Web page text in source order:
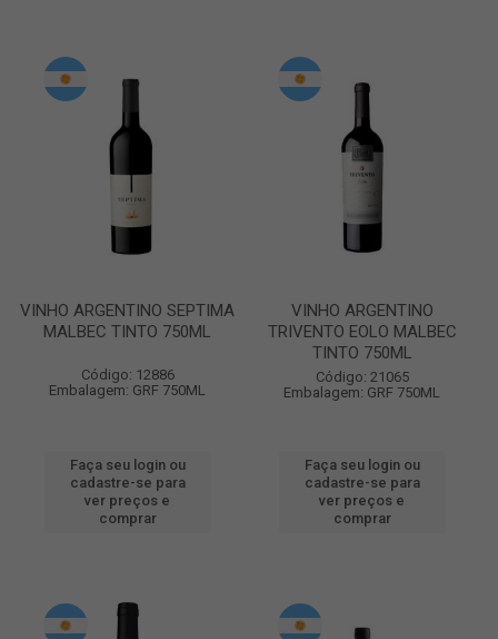
VINHO ARGENTINO SEPTIMA
MALBEC TINTO 750ML
Código: 12886
Embalagem: GRF 750ML
Faça seu login ou
cadastre-se para
ver preços e
comprar
VINHO ARGENTINO
TRIVENTO EOLO MALBEC
TINTO 750ML
Código: 21065
Embalagem: GRF 750ML
Faça seu login ou
cadastre-se para
ver preços e
comprar